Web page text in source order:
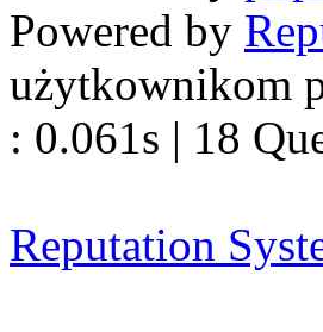
Powered by
użytkownikom
: 0.061s | 18
Reputation